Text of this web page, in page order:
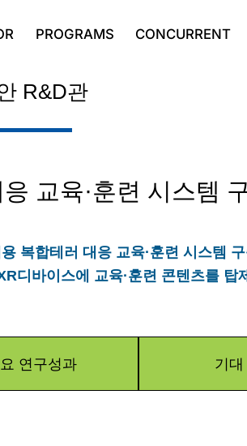
PROGRAMS CONCURRENT
R&D관
교육·훈련 시스템
복합테러 대응 교육·훈련 시스템
디바이스에 교육·훈련 콘텐츠를 탑
연구성과 기